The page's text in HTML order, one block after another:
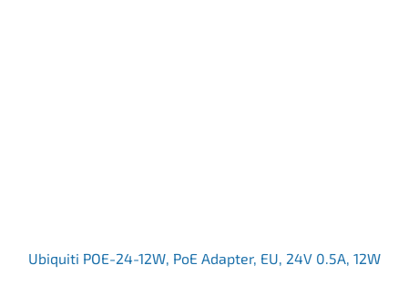
Ubiquiti POE-24-12W, PoE Adapter, EU, 24V 0.5A, 12W